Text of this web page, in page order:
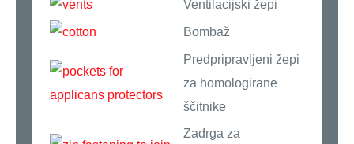
Ventilacijski žepi
Bombaž
Predpripravljeni žepi
za homologirane
ščitnike
Zadrga za